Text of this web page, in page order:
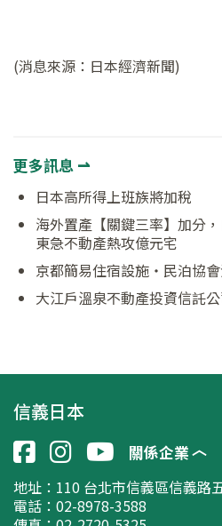
(消息來源：日本經濟新聞)
更多訊息 ⇀
日本高所得上班族將加稅
海外置產【關鍵三率】加分
東急不動產熱攻億元宅
京都簡易住宿設施‧民泊協
大江戶溫泉不動產投資信託
信義日本
關係企業
地址： 110 台北市信義區信義路
電話：02-8978-3588